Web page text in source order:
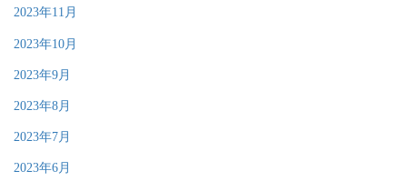
2023年11月
2023年10月
2023年9月
2023年8月
2023年7月
2023年6月